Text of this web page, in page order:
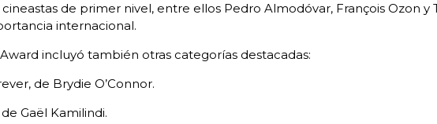
de primer nivel, entre ellos Pedro Almodóvar, François Ozon y
internacional.
incluyó también otras categorías destacadas:
de Brydie O’Connor.
Gaël Kamilindi.